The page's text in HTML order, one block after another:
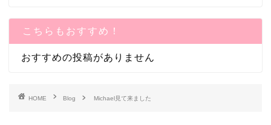
こちらもおすすめ！
おすすめの投稿がありません
HOME Blog Michael見て来ました